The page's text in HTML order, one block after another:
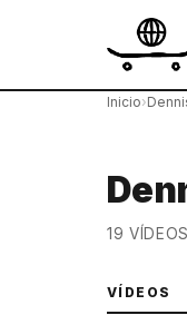
Inicio›
19
VÍDEOS